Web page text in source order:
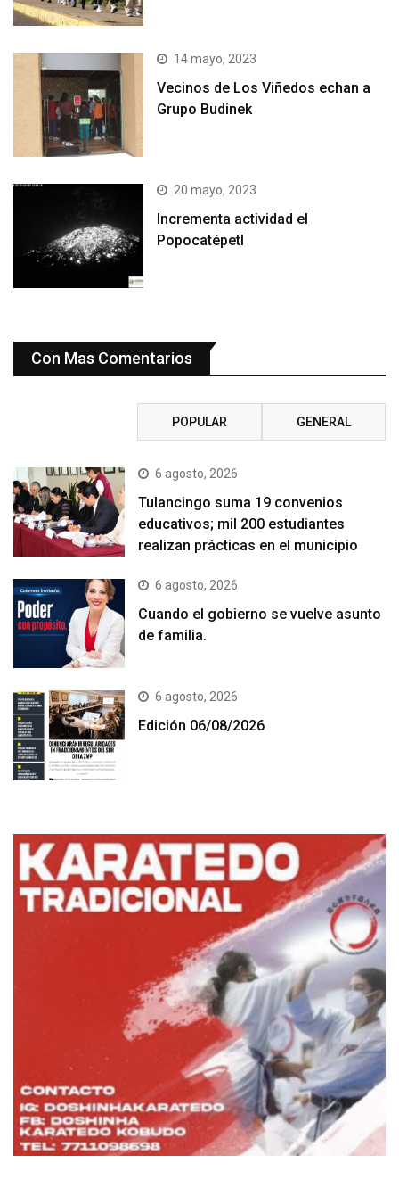
14 mayo, 2023
Vecinos de Los Viñedos echan a
Grupo Budinek
20 mayo, 2023
Incrementa actividad el
Popocatépetl
Con Mas Comentarios
POPULAR GENERAL
6 agosto, 2026
Tulancingo suma 19 convenios
educativos; mil 200 estudiantes
realizan prácticas en el municipio
6 agosto, 2026
Cuando el gobierno se vuelve asunto
de familia.
6 agosto, 2026
Edición 06/08/2026